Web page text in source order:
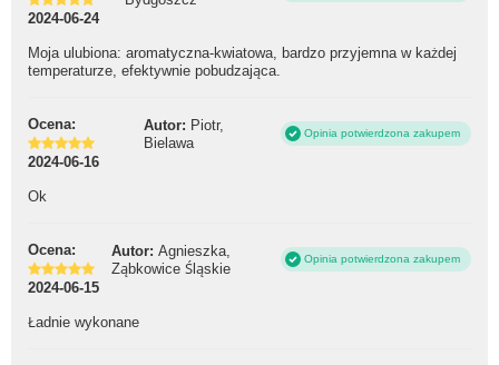
2024-06-24
Moja ulubiona: aromatyczna-kwiatowa, bardzo przyjemna w każdej
temperaturze, efektywnie pobudzająca.
Ocena: Autor: Piotr,
Bielawa
Opinia potwierdzona zakupem
2024-06-16
Ok
Ocena: Autor: Agnieszka,
Ząbkowice Śląskie
Opinia potwierdzona zakupem
2024-06-15
Ładnie wykonane